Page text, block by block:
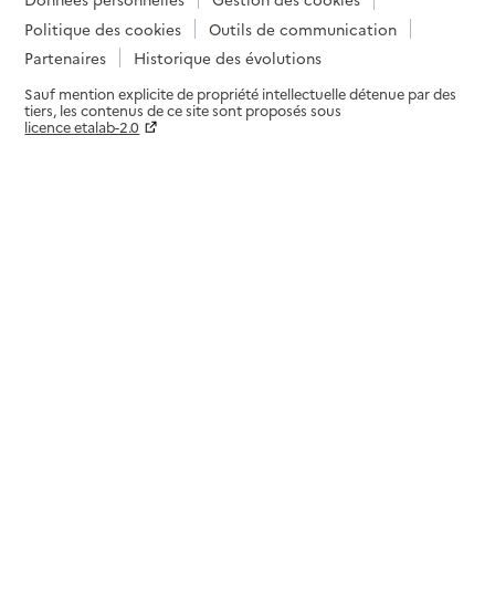
Politique des cookies
Outils de communication
Partenaires
Historique des évolutions
Sauf mention explicite de propriété intellectuelle détenue par des
tiers, les contenus de ce site sont proposés sous
licence etalab-2.0